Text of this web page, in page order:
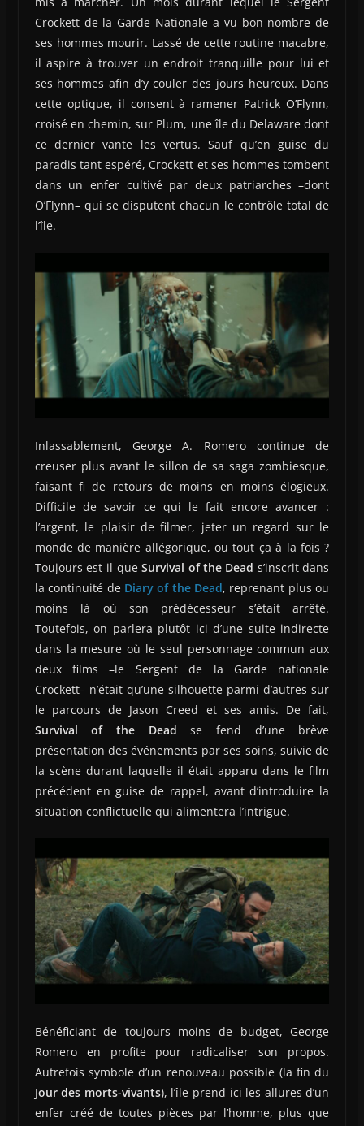
Crockett de la Garde Nationale a vu bon nombre de
ses hommes mourir. Lassé de cette routine macabre,
il aspire à trouver un endroit tranquille pour lui et
ses hommes afin d’y couler des jours heureux. Dans
cette optique, il consent à ramener Patrick O’Flynn,
croisé en chemin, sur Plum, une île du Delaware dont
ce dernier vante les vertus. Sauf qu’en guise du
paradis tant espéré, Crockett et ses hommes tombent
dans un enfer cultivé par deux patriarches –dont
O’Flynn– qui se disputent chacun le contrôle total de
l’île.
Inlassablement, George A. Romero continue de
creuser plus avant le sillon de sa saga zombiesque,
faisant fi de retours de moins en moins élogieux.
Difficile de savoir ce qui le fait encore avancer :
l’argent, le plaisir de filmer, jeter un regard sur le
monde de manière allégorique, ou tout ça à la fois ?
Toujours est-il queSurvival of the Dead s’inscrit dans
la continuité de Diary of the Dead, reprenant plus ou
moins là où son prédécesseur s’était arrêté.
Toutefois, on parlera plutôt ici d’une suite indirecte
dans la mesure où le seul personnage commun aux
deux films –le Sergent de la Garde nationale
Crockett– n’était qu’une silhouette parmi d’autres sur
le parcours de Jason Creed et ses amis. De fait,
Survival of the Dead se fend d’une brève
présentation des événements par ses soins, suivie de
la scène durant laquelle il était apparu dans le film
précédent en guise de rappel, avant d’introduire la
situation conflictuelle qui alimentera l’intrigue.
Bénéficiant de toujours moins de budget, George
Romero en profite pour radicaliser son propos.
Autrefois symbole d’un renouveau possible (la fin du
Jour des morts-vivants), l’île prend ici les allures d’un
enfer créé de toutes pièces par l’homme, plus que